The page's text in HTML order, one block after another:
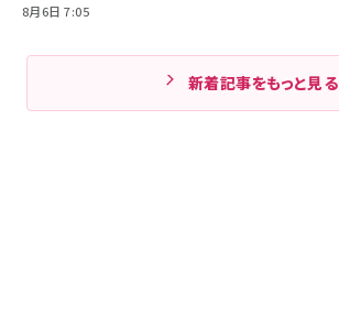
8月6日 7:05
新着記事をもっと見る